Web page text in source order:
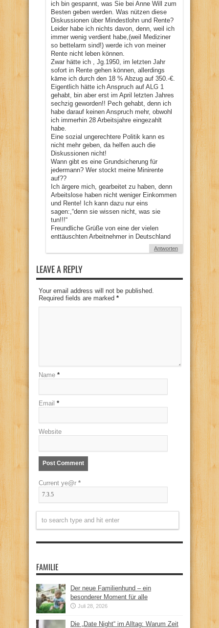
ich bin gespannt, was Sie bei Anne Will zum
Besten geben werden. Was nützen diese
Diskussionen über Mindestlohn und Rente?
Leider habe ich nichts davon, denn, weil ich
immer wenig verdient habe,(weil Mediziner
so bettelarm sind!) werde ich von meiner
Rente nicht leben können.
Zwar hätte ich , Jg.1950, im letzten Jahr
sofort in Rente gehen können, allerdings
käme ich durch den 18 % Abzug auf 350.-€.
Eigentlich hätte ich Anspruch auf ALG 1
gehabt, bin aber erst im April letzten Jahres
sechzig geworden!! Pech gehabt, denn ich
habe darauf keinen Anspruch mehr, obwohl
ich immerhin 28 Arbeitsjahre eingezahlt
habe.
Eine sozial ungerechtere Politik kann es
nicht mehr geben, da helfen auch die
Diskussionen nicht!
Wann gibt es eine Grundsicherung für
jedermann? Wer stockt meine Minirente
auf??
Ich ärgere mich, gearbeitet zu haben, denn
Arbeitslose haben nicht weniger Einkommen
und Rente! Ich kann dazu nur eins
sagen:,“denn sie wissen nicht, was sie
tun!!!“
Freundliche Grüße von eine der vielen
enttäuschten Arbeitnehmer in Deutschland
Antworten
LEAVE A REPLY
Your email address will not be published.
Required fields are marked *
Name *
Email *
Website
Current ye@r *
FAMILIE
Der neue Familienhund – ein
besonderer Moment für alle
Juli 28, 2026
Die „Date Night“ im Alltag: Warum Zeit